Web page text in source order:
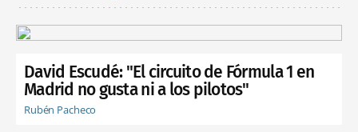
David Escudé: "El circuito de Fórmula 1 en
Madrid no gusta ni a los pilotos"
Rubén Pacheco